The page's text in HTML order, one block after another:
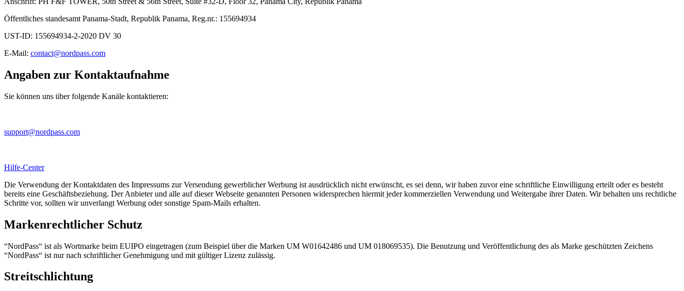
Öffentliches standesamt Panama-Stadt, Republik Panama, Reg.nr.: 155694934
UST-ID: 155694934-2-2020 DV 30
E-Mail: contact@nordpass.com
Angaben zur Kontaktaufnahme
Sie können uns über folgende Kanäle kontaktieren:
support@nordpass.com
Hilfe-Center
Die Verwendung der Kontaktdaten des Impressums zur Versendung gewerblicher Werbung ist ausdrücklich nicht erwünscht, es sei denn, wir haben zuvor eine schriftliche Einwilligung erteilt oder es besteht
bereits eine Geschäftsbeziehung. Der Anbieter und alle auf dieser Webseite genannten Personen widersprechen hiermit jeder kommerziellen Verwendung und Weitergabe ihrer Daten. Wir behalten uns rechtliche
Schritte vor, sollten wir unverlangt Werbung oder sonstige Spam-Mails erhalten.
Markenrechtlicher Schutz
“NordPass“ ist als Wortmarke beim EUIPO eingetragen (zum Beispiel über die Marken UM W01642486 und UM 018069535). Die Benutzung und Veröffentlichung des als Marke geschützten Zeichens
“NordPass“ ist nur nach schriftlicher Genehmigung und mit gültiger Lizenz zulässig.
Streitschlichtung